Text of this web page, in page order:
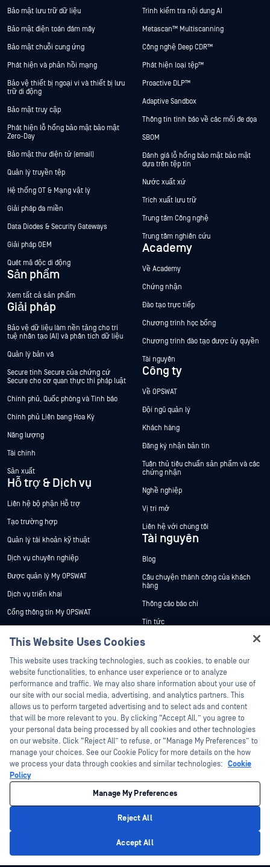
Bảo mật lưu trữ dữ liệu
Bảo mật điện toán đám mây
Bảo mật chuỗi cung ứng
Phát hiện và phản hồi mạng
Bảo vệ thiết bị ngoại vi và thiết bị lưu
trữ di động
Bảo mật truy cập
Phát hiện lỗ hổng bảo mật bảo mật
Zero-Day
Bảo mật thư điện tử (email)
Quản lý truyền tệp
Hệ thống OT & Mạng vật lý
Giải pháp đa miền
Data Diodes & Security Gateways
Giải pháp OEM
Quét mã độc di động
Sản phẩm
Xem tất cả sản phẩm
Giải pháp
Bảo vệ dữ liệu làm nền tảng cho trí
tuệ nhân tạo (AI) và phân tích dữ liệu
Quản lý bản vá
Secure tính Secure của chứng cứ
Secure cho cơ quan thực thi pháp luật
Chính phủ, Quốc phòng và Tình báo
Chính phủ Liên bang Hoa Kỳ
Năng lượng
Tài chính
Sản xuất
Hỗ trợ & Dịch vụ
Liên hệ bộ phận Hỗ trợ
Tạo trường hợp
Quản lý tài khoản kỹ thuật
Dịch vụ chuyên nghiệp
Được quản lý My OPSWAT
Dịch vụ triển khai
Cổng thông tin My OPSWAT
Chương trình Xử lý Lỗ hổng Bảo mật
Đối tác
Chứng nhận
Đối tác công nghệ
Chương trình đối tác kênh phân phối
Trình kiểm tra nội dung AI
Metascan™ Multiscanning
Công nghệ Deep CDR™
Phát hiện loại tệp™
Proactive DLP™
Adaptive Sandbox
Thông tin tình báo về các mối đe dọa
SBOM
Đánh giá lỗ hổng bảo mật bảo mật
dựa trên tệp tin
Nước xuất xứ
Trích xuất lưu trữ
Trung tâm Công nghệ
Trung tâm nghiên cứu
Academy
Về Academy
Chứng nhận
Đào tạo trực tiếp
Chương trình học bổng
Chương trình đào tạo được ủy quyền
Tài nguyên
Công ty
Về OPSWAT
Đội ngũ quản lý
Khách hàng
Đăng ký nhận bản tin
Tuân thủ tiêu chuẩn sản phẩm và các
chứng nhận
Nghề nghiệp
Vị trí mở
Liên hệ với chúng tôi
Tài nguyên
Blog
Câu chuyện thành công của khách
hàng
Thông cáo báo chí
Tin tức
Sự kiện
Hội thảo trên trực tuyến
Datasheets
White Papers
Công cụ miễn phí
©2026 OPSWAT Công ty TNHH. Mọi quyền được bảo lưu. OPSWAT , MetaDefender
Metascan, MetaAccess , cái OPSWAT Logo, Không tin tưởng bất kỳ tệp tin nào.
Không tin tưởng bất kỳ thiết bị nào. OPSWAT Academy Bảo vệ thế giới cơ sở hạ
tầng trọng yếu Deep CDR™ Technology, InQuest, Logo InQuest, DFI, RetroHunt, Deep
File Inspection và Join the Hunt là các nhãn hiệu thương mại của OPSWAT Các
nhãn hiệu của bên thứ ba là tài sản của chủ sở hữu tương ứng.
Quản lý tùy chọn Cookie
This Website Uses Cookies
This website uses tracking technologies, such as cookies, to enable our
website functionalities, to enhance user experience or to analyze
performance and traffic. We may also share information about your use of
our site with our social media, advertising, and analytics partners. This
allows us to perform targeted advertising and to select ads and content
that will be more relevant to you. By clicking “Accept All,” you agree to
your personal data being processed by all cookies and other technologies
on our website. Click “Reject All” to refuse, or “Manage My Preferences” to
manage your choices. See our Cookie Policy for more details on the how
we process your data through cookies and similar technologies: Cookie
Policy
Manage My Preferences
Reject All
Accept All
Hey there!
I'm Ozzy, your OPSWAT virtual assistant.
How can I help you secure what's critical
today?